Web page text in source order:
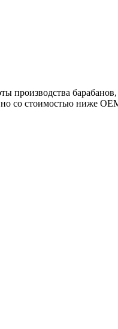
производства
со стоимостью ниже